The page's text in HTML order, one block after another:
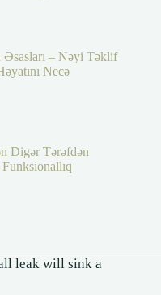
Əsasları – Nəyi Təklif
Necə
Digər Tərəfdən
leak will sink a